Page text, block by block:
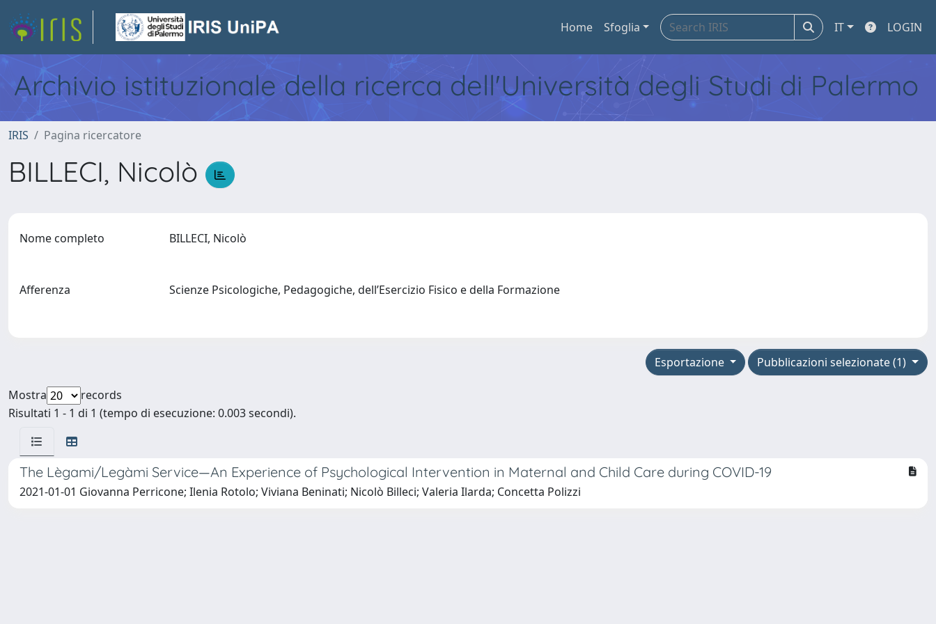
Home Sfoglia IT LOGIN
Archivio istituzionale della ricerca dell'Università degli Studi di Palermo
IRIS Pagina ricercatore
BILLECI, Nicolò
Nome completo BILLECI, Nicolò
Afferenza Scienze Psicologiche, Pedagogiche, dell’Esercizio Fisico e della Formazione
Pubblicazioni selezionate (1)
Esportazione
Mostra
records
Risultati 1 - 1 di 1 (tempo di esecuzione: 0.003 secondi).
The Lègami/Legàmi Service—An Experience of Psychological Intervention in Maternal and Child Care during COVID-19
2021-01-01 Giovanna Perricone; Ilenia Rotolo; Viviana Beninati; Nicolò Billeci; Valeria Ilarda; Concetta Polizzi